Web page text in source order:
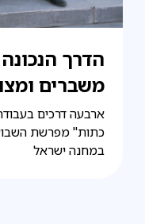
הדרך
משברים
ארבעה דרכים
כתות" מפרשת
במחנה ישראל